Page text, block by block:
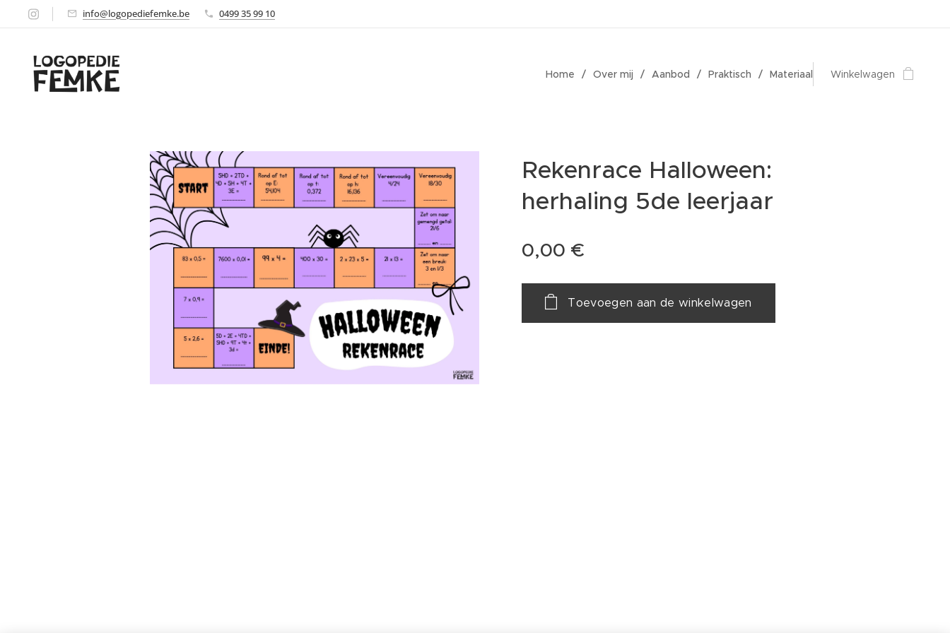
info@logopediefemke.be 0499 35 99 10
Home Over mij Aanbod Praktisch Materiaal Winkelwagen
Rekenrace Halloween:
herhaling 5de leerjaar
0,00 €
Toevoegen aan de winkelwagen